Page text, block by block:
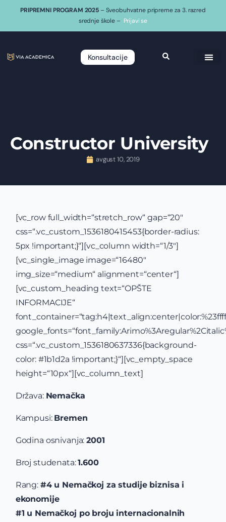
PRIPREMNI PROGRAM 2025 – Sveobuhvatne pripreme za 3. razred
srednje škole – Prijavi se
Konsultacije
Constructor University
avgust 10, 2019
[vc_row full_width=“stretch_row“ gap=“20″
css=“.vc_custom_1536180415453{border-radius:
5px !important;}“][vc_column width=“1/3″]
[vc_single_image image=“16480″
img_size=“medium“ alignment=“center“]
[vc_custom_heading text=“OPŠTE
INFORMACIJE“
css=“.vc_custom_1536180637336{background-
color: #1b1d2a !important;}“][vc_empty_space
height=“10px“][vc_column_text]
Država: Nemačka
Kampusi: Bremen
Godina osnivanja:2001
Broj studenata:1.600
Rang: #4 u Nemačkoj za studije biznisa i
ekonomije
#1 u Nemačkoj po broju internacionalnih